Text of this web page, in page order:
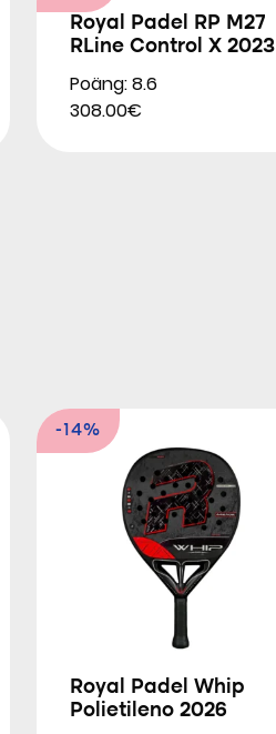
Royal Padel RP M27
RLine Control X 2023
Poäng: 8.6
308.00€
-14%
Royal Padel Whip
Polietileno 2026